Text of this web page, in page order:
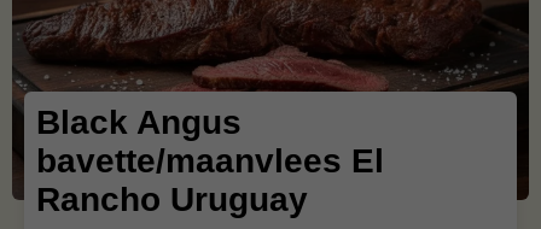
Black Angus
bavette/maanvlees El
Rancho Uruguay